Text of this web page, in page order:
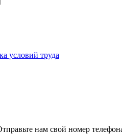
условий труда
нам свой номер